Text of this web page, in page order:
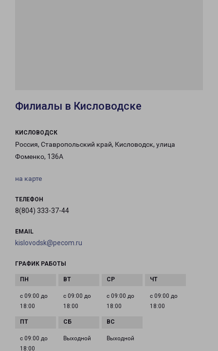
Филиалы в Кисловодске
КИСЛОВОДСК
Россия, Ставропольский край, Кисловодск, улица
Фоменко, 136А
на карте
ТЕЛЕФОН
8(804) 333-37-44
EMAIL
kislovodsk@pecom.ru
ГРАФИК РАБОТЫ
с 09:00 до
18:00
с 09:00 до
18:00
с 09:00 до
18:00
с 09:00 до
18:00
с 09:00 до
18:00
Выходной Выходной